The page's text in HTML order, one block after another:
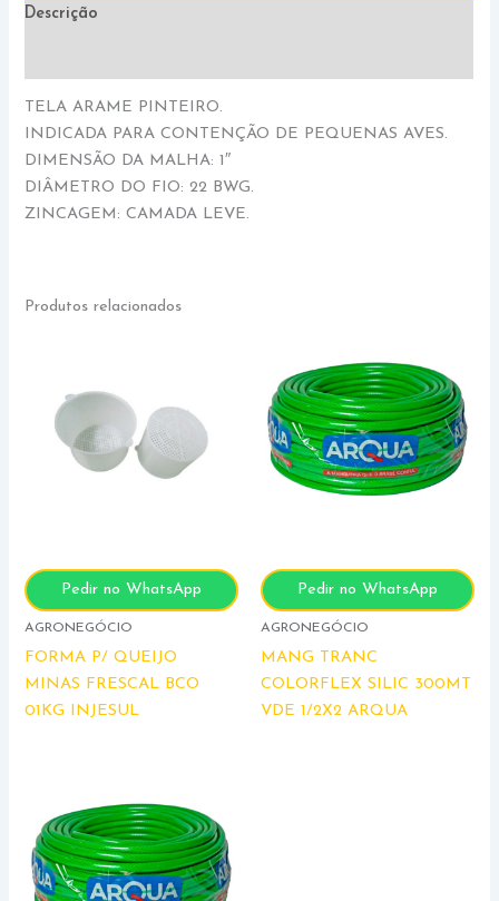
Descrição
TELA ARAME PINTEIRO.
INDICADA PARA CONTENÇÃO DE PEQUENAS AVES.
DIMENSÃO DA MALHA: 1″
DIÂMETRO DO FIO: 22 BWG.
ZINCAGEM: CAMADA LEVE.
Produtos relacionados
Pedir no WhatsApp
AGRONEGÓCIO
FORMA P/ QUEIJO
MINAS FRESCAL BCO
01KG INJESUL
Pedir no WhatsApp
AGRONEGÓCIO
MANG TRANC
COLORFLEX SILIC 300MT
VDE 1/2X2 ARQUA